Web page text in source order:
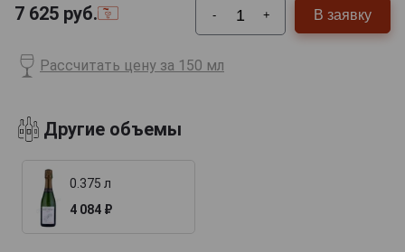
7 625 руб. - + В заявку
Рассчитать цену за 150 мл
Другие объемы
0.375 л
4 084 ₽